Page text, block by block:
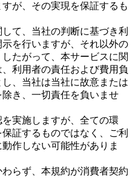
が、その実現を保証するも
て、当社の判断に基づき利
を行いますが、それ以外の
たがって、本サービスに関
利用者の責任および費用負
、当社は当社に故意または
き、一切責任を負いませ
実施しますが、全ての環
証するものではなく、ご利
作しない可能性がありま
らず、本規約が消費者契約